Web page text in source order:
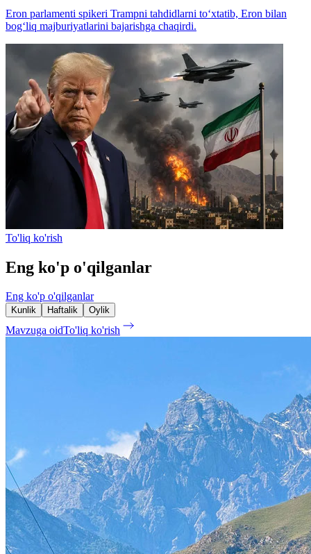
Eron parlamenti spikeri Trampni tahdidlarni to‘xtatib, Eron bilan
bog‘liq majburiyatlarini bajarishga chaqirdi.
To'liq ko'rish
Eng ko'p o'qilganlar
Eng ko'p o'qilganlar
Kunlik Haftalik Oylik
Mavzuga oidTo'liq ko'rish